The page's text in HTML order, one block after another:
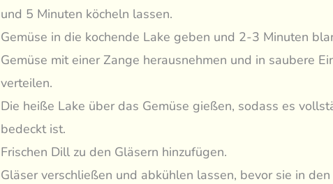
und 5 Minuten köcheln lassen.
Gemüse in die kochende Lake geben und 2-3 Minuten
Gemüse mit einer Zange herausnehmen und in saubere
verteilen.
Die heiße Lake über das Gemüse gießen, sodass es
bedeckt ist.
Frischen Dill zu den Gläsern hinzufügen.
Gläser verschließen und abkühlen lassen, bevor sie in